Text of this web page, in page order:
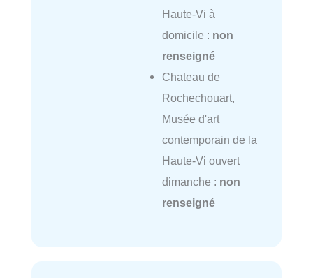
Haute-Vi à
domicile : non
renseigné
Chateau de
Rochechouart,
Musée d'art
contemporain de la
Haute-Vi ouvert
dimanche : non
renseigné